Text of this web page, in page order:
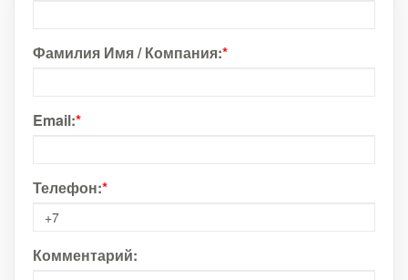
Фамилия Имя / Компания:*
Email:*
Телефон:*
Комментарий: